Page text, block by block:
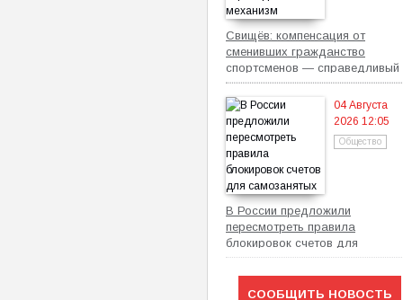
Свищёв: компенсация от
сменивших гражданство
спортсменов — справедливый
механизм
04 Августа
2026 12:05
Общество
В России предложили
пересмотреть правила
блокировок счетов для
самозанятых
СООБЩИТЬ НОВОСТЬ